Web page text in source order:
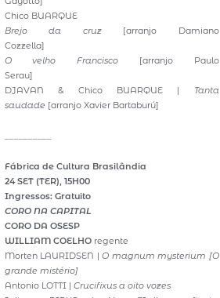
Chico BUARQUE
Brejo da cruz[arranjo Damiano
Cozzella]
O velho Francisco [arranjo Paulo
Serau]
DJAVAN & Chico BUARQUE |
Tanta
saudade [arranjo Xavier Bartaburú]
Fábrica de Cultura Brasilândia
24 SET (TER), 15H00
Ingressos: Gratuito
CORO NA CAPITAL
CORO DA OSESP
WILLIAM COELHO regente
Morten LAURIDSEN |O magnum mysterium [O
grande mistério]
Antonio LOTTI | Crucifixus a oito vozes